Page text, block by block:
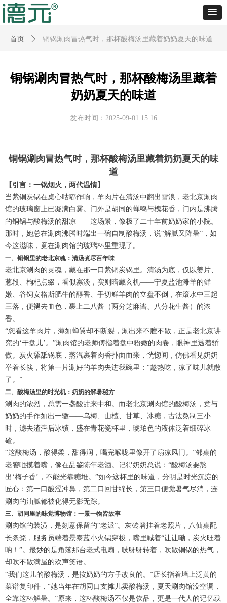
首页 ꄲ 铜锅涮肉冒热气时，那杯酸梅汤里藏着奶奶夏天的味道
铜锅涮肉冒热气时，那杯酸梅汤里藏着
奶奶夏天的味道
铜锅涮肉冒热气时，那杯酸梅汤里藏着奶奶夏天的味
道
【引言：一锅烟火，两代温情】
当紫铜炭锅在桌心咕嘟作响，羊肉片在清汤中翻出雪浪，老北京涮肉
馆的玻璃窗上已凝满白雾。门外是胡同的蝉鸣与槐花香，门内是沸腾
的铜锅与酸梅汤的甜凉——这场景，像极了二十年前奶奶家的小院。
那时，她总在涮肉沸腾时端出一碗自制酸梅汤，说“解腻又降暑”，如
今这滋味，竟在涮肉馆的玻璃杯里重现了。
一、铜锅里的老北京魂：清汤煮尽百年味
老北京涮肉的灵魂，藏在那一口紫铜炭锅里。清汤为底，仅以姜片、
葱段、枸杞点缀，看似寡淡，实则暗藏玄机——宁夏盐池滩羊的鲜
嫩、谷饲安格斯肥牛的醇香、手切鲜羊肉的立盘不倒，在滚水中三起
三落，便褪去血色，裹上二八酱（两分芝麻酱、八分花生酱）的浓
香。
“您看这羊肉片，薄如蝉翼却不断裂，涮出来不膻不散，正是老北京讲
究的‘干盘儿’。”涮肉馆的老师傅指着盘中粉嫩的肉卷，眼神里透着骄
傲。炭火舔舐锅底，蒸汽裹着肉香扑面而来，恍惚间，仿佛看见奶奶
举着长筷，将第一片涮好的羊肉夹进我碗里：“趁热吃，凉了味儿就散
了。”
二、酸梅汤里的时光机：奶奶的解暑秘方
涮肉的浓烈，总需一盏酸甜来中和。而老北京涮肉馆的酸梅汤，竟与
奶奶的手作如出一辙——乌梅、山楂、甘草、冰糖，古法熬制三小
时，滤去渣滓后冰镇，盛在青花瓷杯里，琥珀色的液体泛着细碎冰
碴。
“这酸梅汤，酸得柔，甜得润，喝完喉咙里像开了扇凉风门。”邻桌的
老饕咂摸着嘴，像在品鉴陈年老酒。记得奶奶总说：“酸梅汤要熬
出‘梅子香’，不能光靠糖堆。”如今这杯里的味道，分明是时光沉淀的
匠心：第一口酸涩冲鼻，第二口回甘绵长，第三口便觉暑气尽消，连
涮肉的油腻都被化得无影无踪。
三、胡同里的味觉博物馆：一景一物皆故事
涮肉馆的装潢，是刻意保留的“老派”。灰砖墙挂着老照片，八仙桌配
长条凳，服务员端着景泰蓝小火锅穿梭，嘴里喊着“让让嘞，炭火旺着
呐！”。最妙的是角落那台老式电扇，吱呀呀转着，吹散铜锅的热气，
却吹不散满屋的欢声笑语。
“我们这儿的酸梅汤，是按奶奶的方子改良的。”店长指着墙上泛黄的
菜谱复印件，“她当年在胡同口支摊儿卖酸梅汤，夏天涮肉馆没空调，
全靠这杯解暑。”原来，这杯酸梅汤不仅是饮品，更是一代人的记忆载
发布时间： 2025-09-01 15:16